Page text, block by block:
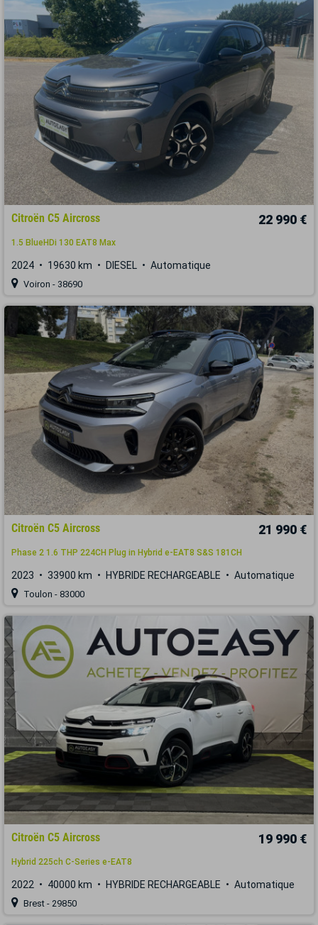
Citroën C5 Aircross 22 990 €
1.5 BlueHDi 130 EAT8 Max
2024 19630 km DIESEL Automatique
Voiron - 38690
Citroën C5 Aircross 21 990 €
Phase 2 1.6 THP 224CH Plug in Hybrid e-EAT8 S&S 181CH
2023 33900 km HYBRIDE RECHARGEABLE Automatique
Toulon - 83000
Citroën C5 Aircross 19 990 €
Hybrid 225ch C-Series e-EAT8
2022 40000 km HYBRIDE RECHARGEABLE Automatique
Brest - 29850